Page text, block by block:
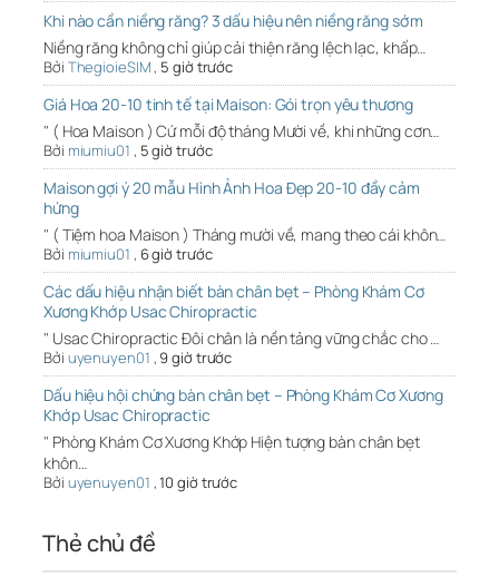
Khi nào cần niềng răng? 3 dấu hiệu nên niềng răng sớm
Niềng răng không chỉ giúp cải thiện răng lệch lạc, khấp…
Bởi ThegioieSIM, 5 giờ trước
Giá Hoa 20-10 tinh tế tại Maison: Gói trọn yêu thương
" ( Hoa Maison ) Cứ mỗi độ tháng Mười về, khi những cơn…
Bởi miumiu01 , 5 giờ trước
Maison gợi ý 20 mẫu Hình Ảnh Hoa Đẹp 20-10 đầy cảm
hứng
" ( Tiệm hoa Maison ) Tháng mười về, mang theo cái khôn…
Bởi miumiu01 , 6 giờ trước
Các dấu hiệu nhận biết bàn chân bẹt – Phòng Khám Cơ
Xương Khớp Usac Chiropractic
" Usac Chiropractic Đôi chân là nền tảng vững chắc cho …
Bởi uyenuyen01 ,9 giờ trước
Dấu hiệu hội chứng bàn chân bẹt – Phòng Khám Cơ Xương
Khớp Usac Chiropractic
" Phòng Khám Cơ Xương Khớp Hiện tượng bàn chân bẹt
khôn…
Bởi uyenuyen01 ,10 giờ trước
Thẻ chủ đề